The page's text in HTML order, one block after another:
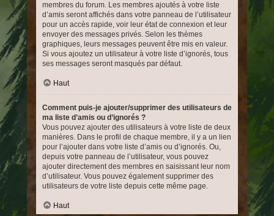
membres du forum. Les membres ajoutés à votre liste
d’amis seront affichés dans votre panneau de l’utilisateur
pour un accès rapide, voir leur état de connexion et leur
envoyer des messages privés. Selon les thèmes
graphiques, leurs messages peuvent être mis en valeur.
Si vous ajoutez un utilisateur à votre liste d’ignorés, tous
ses messages seront masqués par défaut.
Haut
Comment puis-je ajouter/supprimer des utilisateurs de
ma liste d’amis ou d’ignorés ?
Vous pouvez ajouter des utilisateurs à votre liste de deux
manières. Dans le profil de chaque membre, il y a un lien
pour l’ajouter dans votre liste d’amis ou d’ignorés. Ou,
depuis votre panneau de l’utilisateur, vous pouvez
ajouter directement des membres en saisissant leur nom
d’utilisateur. Vous pouvez également supprimer des
utilisateurs de votre liste depuis cette même page.
Haut